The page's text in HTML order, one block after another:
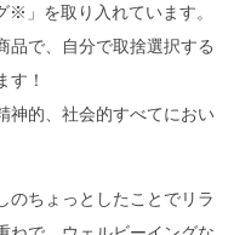
※」を取り入れています。
品で、自分で取捨選択する
す！
神的、社会的すべてにおい
のちょっとしたことでリラ